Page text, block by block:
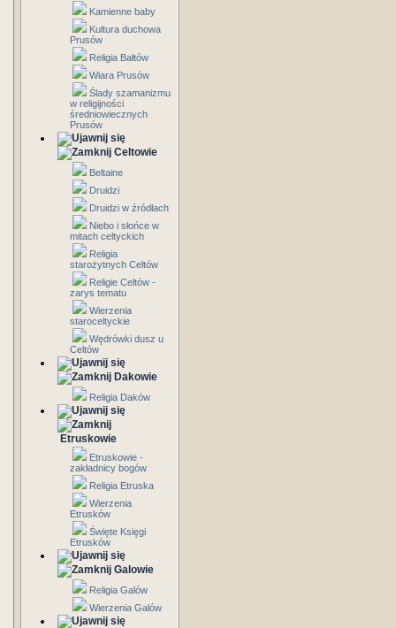
Kamienne baby
Kultura duchowa
Prusów
Religia Bałtów
Wiara Prusów
Ślady szamanizmu
w religijności
średniowiecznych
Prusów
Celtowie
Beltaine
Druidzi
Druidzi w źródłach
Niebo i słońce w
mitach celtyckich
Religia
starożytnych Celtów
Religie Celtów -
zarys tematu
Wierzenia
staroceltyckie
Wędrówki dusz u
Celtów
Dakowie
Religia Daków
Etruskowie
Etruskowie -
zakładnicy bogów
Religia Etruska
Wierzenia
Etrusków
Święte Księgi
Etrusków
Galowie
Religia Galów
Wierzenia Galów